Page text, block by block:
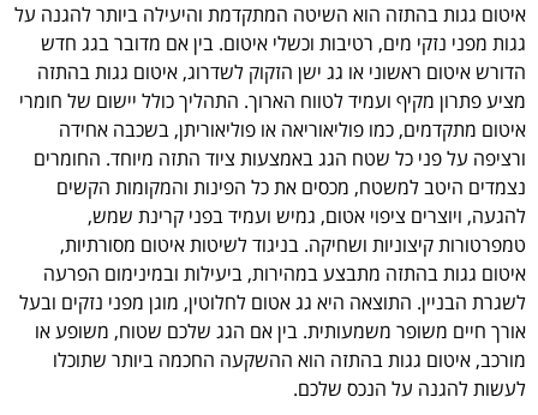
איטום גגות בהתזה הוא השיטה המתקדמת והיעילה ביותר להגנה על
גגות מפני נזקי מים, רטיבות וכשלי איטום. בין אם מדובר בגג חדש
הדורש איטום ראשוני או גג ישן הזקוק לשדרוג, איטום גגות בהתזה
מציע פתרון מקיף ועמיד לטווח הארוך. התהליך כולל יישום של חומרי
איטום מתקדמים, כמו פוליאוריאה או פוליאוריתן, בשכבה אחידה
ורציפה על פני כל שטח הגג באמצעות ציוד התזה מיוחד. החומרים
נצמדים היטב למשטח, מכסים את כל הפינות והמקומות הקשים
להגעה, ויוצרים ציפוי אטום, גמיש ועמיד בפני קרינת שמש,
טמפרטורות קיצוניות ושחיקה. בניגוד לשיטות איטום מסורתיות,
איטום גגות בהתזה מתבצע במהירות, ביעילות ובמינימום הפרעה
לשגרת הבניין. התוצאה היא גג אטום לחלוטין, מוגן מפני נזקים ובעל
אורך חיים משופר משמעותית. בין אם הגג שלכם שטוח, משופע או
מורכב, איטום גגות בהתזה הוא ההשקעה החכמה ביותר שתוכלו
לעשות להגנה על הנכס שלכם.